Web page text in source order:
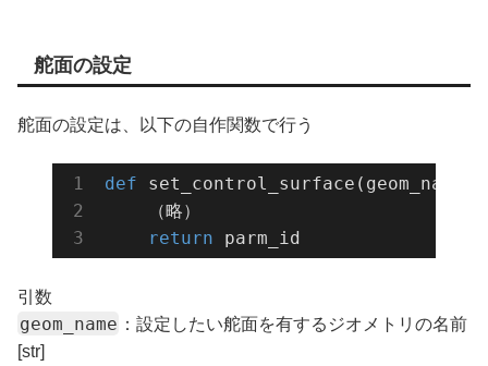
舵面の設定
舵面の設定は、以下の自作関数で行う
def set_control_surface
    （略）
return parm_id
引数
geom_name ：設定したい舵面を有するジオメトリの名前
[str]